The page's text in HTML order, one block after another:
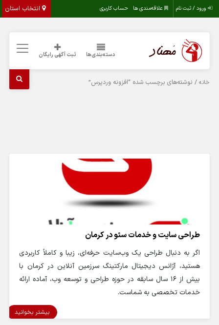
انتخاب استان ورود / ثبت نام علاقه‌مندی ها حساب کاربری
دسته‌بندی‌ها ثبت آگهی رایگان
خانه / نوشته‌های برچسب شده “افزونه وردپرس”
طراحی سایت و خدمات سئو در کرمان
اگر به دنبال طراحی یک وب‌سایت حرفه‌ای، زیبا و کاملاً کاربردی
هستید، آژانس دیجیتال مارکتینگ سرزمین آنلاین در کرمان با
بیش از ۱۶ سال سابقه در حوزه طراحی و توسعه وب، آماده ارائه
خدمات تخصصی به شماست.
بیشتر بخوانید